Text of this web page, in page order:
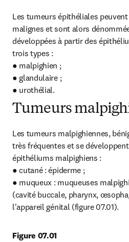
Les tumeurs épithéliales
malignes et sont alors
développées à partir des
trois types :
● malpighien ;
● glandulaire ;
● urothélial.
Tumeurs
Les tumeurs malpighiennes,
très fréquentes et se
épithéliums malpighiens :
● cutané : épiderme ;
● muqueux : muqueuses
(cavité buccale, pharynx,
l'appareil génital (figure 07.01).
Figure 07.01